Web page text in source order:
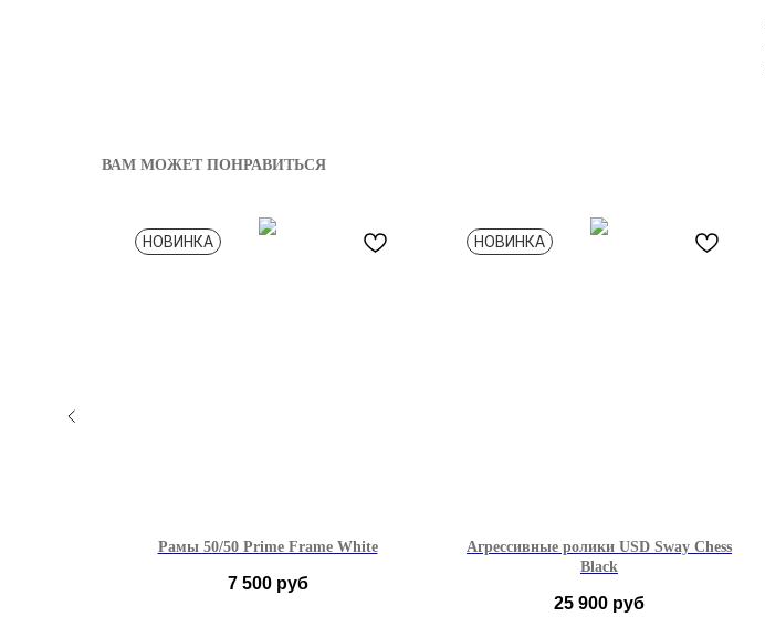
ВАМ МОЖЕТ ПОНРАВИТЬСЯ
НОВИНКА
Рамы 50/50 Prime Frame White
7 500 руб
НОВИНКА
Агрессивные ролики USD Sway Chess
Black
25 900 руб